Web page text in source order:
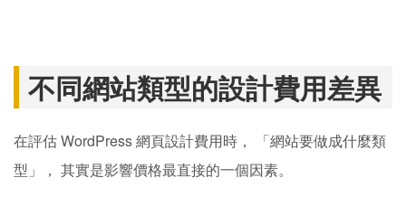
不同網站類型的設計費用差異
在評估 WordPress 網頁設計費用時， 「網站要做成什麼類
型」， 其實是影響價格最直接的一個因素。